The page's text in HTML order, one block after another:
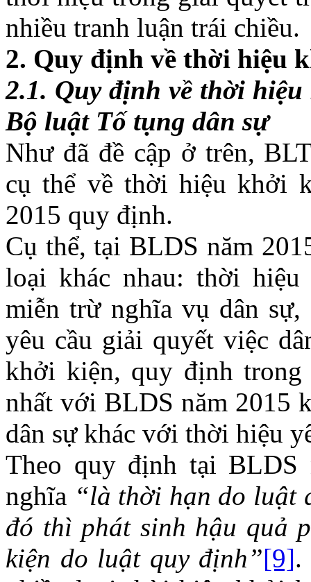
nhiều tranh luận trái chiều.
2. Quy định về thời hiệu
2.1. Quy định về thời
Bộ luật Tố tụng dân sự
Như đã đề cập ở trên,
cụ thể về thời hiệu khởi
2015 quy định.
Cụ thể, tại BLDS năm
loại khác nhau: thời
miễn trừ nghĩa vụ dân
yêu cầu giải quyết việc
khởi kiện, quy định trong
nhất với BLDS năm 2015
dân sự khác với thời hiệu
Theo quy định tại BLDS
nghĩa “là thời hạn do luật
đó thì phát sinh hậu quả
kiện do luật quy định”[9].